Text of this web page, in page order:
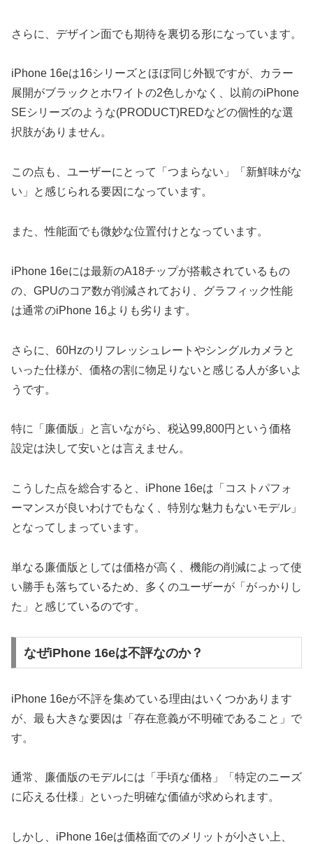
さらに、デザイン面でも期待を裏切る形になっています。
iPhone 16eは16シリーズとほぼ同じ外観ですが、カラー
展開がブラックとホワイトの2色しかなく、以前のiPhone
SEシリーズのような(PRODUCT)REDなどの個性的な選
択肢がありません。
この点も、ユーザーにとって「つまらない」「新鮮味がな
い」と感じられる要因になっています。
また、性能面でも微妙な位置付けとなっています。
iPhone 16eには最新のA18チップが搭載されているもの
の、GPUのコア数が削減されており、グラフィック性能
は通常のiPhone 16よりも劣ります。
さらに、60Hzのリフレッシュレートやシングルカメラと
いった仕様が、価格の割に物足りないと感じる人が多いよ
うです。
特に「廉価版」と言いながら、税込99,800円という価格
設定は決して安いとは言えません。
こうした点を総合すると、iPhone 16eは「コストパフォ
ーマンスが良いわけでもなく、特別な魅力もないモデル」
となってしまっています。
単なる廉価版としては価格が高く、機能の削減によって使
い勝手も落ちているため、多くのユーザーが「がっかりし
た」と感じているのです。
なぜiPhone 16eは不評なのか？
iPhone 16eが不評を集めている理由はいくつかあります
が、最も大きな要因は「存在意義が不明確であること」で
す。
通常、廉価版のモデルには「手頃な価格」「特定のニーズ
に応える仕様」といった明確な価値が求められます。
しかし、iPhone 16eは価格面でのメリットが小さい上、